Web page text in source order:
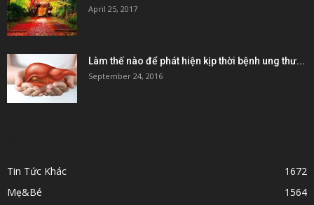
April 25, 2017
Làm thế nào để phát hiện kịp thời bệnh ung thư...
September 24, 2016
Tin Tức Khác
1672
Mẹ&Bé
1564